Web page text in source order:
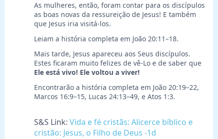
As mulheres, então, foram contar para os discípulos
as boas novas da ressureição de Jesus! E também
que Jesus iria visitá-los.
Leiam a história completa em João 20:11–18.
Mais tarde, Jesus apareceu aos Seus discípulos.
Estes ficaram muito felizes de vê-Lo e de saber que
Ele está vivo! Ele voltou a viver!
Encontrarão a história completa em João 20:19–22,
Marcos 16:9–15, Lucas 24:13–49, e Atos 1:3.
S&S Link: Vida e fé cristãs: Alicerce bíblico e
cristão: Jesus, o Filho de Deus -1d